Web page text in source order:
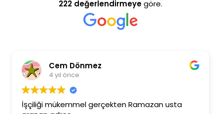
222 değerlendirmeyegöre.
Cem Dönmez
4 yıl önce
İşçiliği mükemmel gerçekten Ramazan usta